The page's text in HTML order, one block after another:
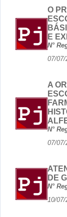
O
E
N°
07/
A
N°
07/
DE
N°
10/